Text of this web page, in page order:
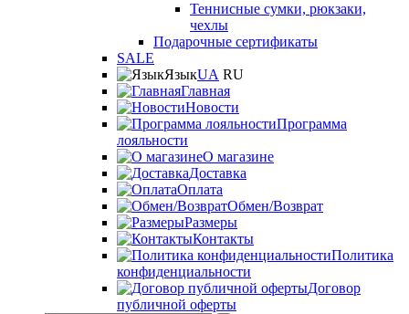
Теннисные сумки, рюкзаки,
чехлы
Подарочные сертификаты
SALE
ЯзыкUA RU
Главная
Новости
Программа
лояльности
О магазине
Доставка
Оплата
Обмен/Возврат
Размеры
Контакты
Политика
конфиденциальности
Договор
публичной оферты